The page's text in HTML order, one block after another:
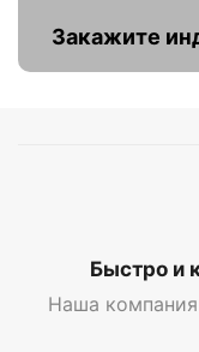
Закажите
Быстро и
Наша